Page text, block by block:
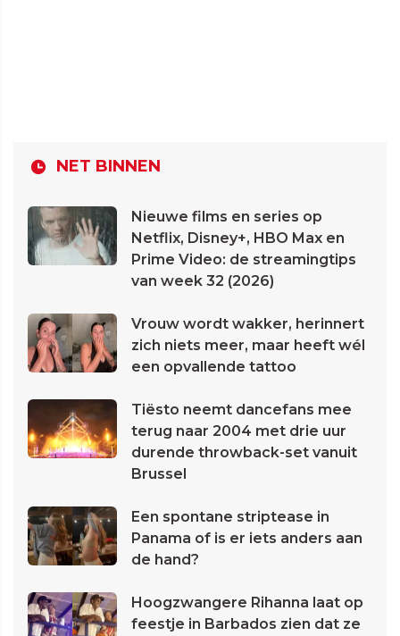
NET BINNEN
Nieuwe films en series op
Netflix, Disney+, HBO Max en
Prime Video: de streamingtips
van week 32 (2026)
Vrouw wordt wakker, herinnert
zich niets meer, maar heeft wél
een opvallende tattoo
Tiësto neemt dancefans mee
terug naar 2004 met drie uur
durende throwback-set vanuit
Brussel
Een spontane striptease in
Panama of is er iets anders aan
de hand?
Hoogzwangere Rihanna laat op
feestje in Barbados zien dat ze